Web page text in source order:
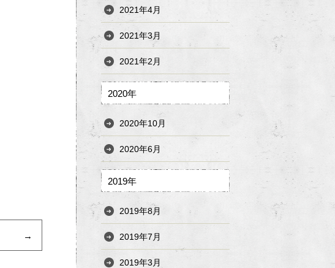
2021年4月
2021年3月
2021年2月
2020年
2020年10月
2020年6月
2019年
2019年8月
2019年7月
2019年3月